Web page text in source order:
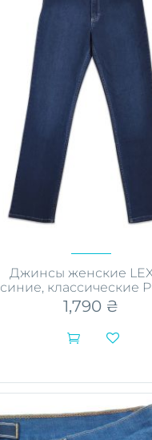
Джинсы женские
синие, классические
1,790 ₴

имеет
несколько
вариаций.
Опции
можно
